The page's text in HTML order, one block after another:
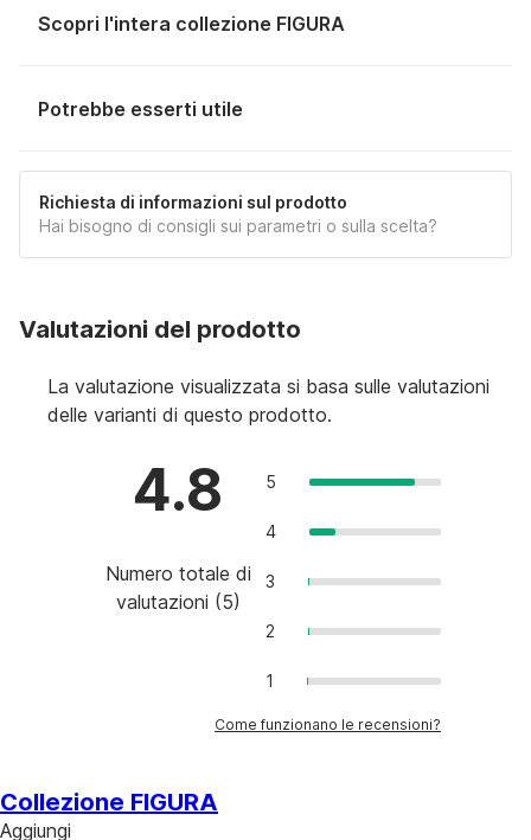
Scopri l'intera collezione FIGURA
Potrebbe esserti utile
Richiesta di informazioni sul prodotto
Hai bisogno di consigli sui parametri o sulla scelta?
Valutazioni del prodotto
La valutazione visualizzata si basa sulle valutazioni
delle varianti di questo prodotto.
4.8
Numero totale di
valutazioni (5)
5
4
3
2
1
Come funzionano le recensioni?
Collezione FIGURA
Aggiungi